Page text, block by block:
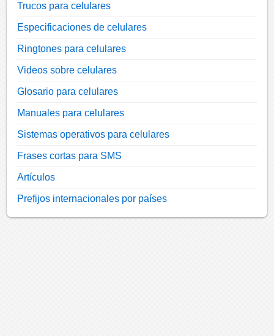
Trucos para celulares
Especificaciones de celulares
Ringtones para celulares
Videos sobre celulares
Glosario para celulares
Manuales para celulares
Sistemas operativos para celulares
Frases cortas para SMS
Artículos
Prefijos internacionales por países